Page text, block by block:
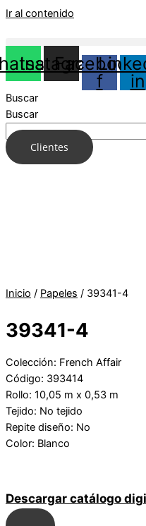
Ir al contenido
Instagram
Facebook-
f
in
Buscar
Buscar
Clientes
Inicio / Papeles / 39341-4
39341-4
Colección: French Affair
Código: 393414
Rollo: 10,05 m x 0,53 m
Tejido: No tejido
Repite diseño: No
Color: Blanco
Descargar catálogo